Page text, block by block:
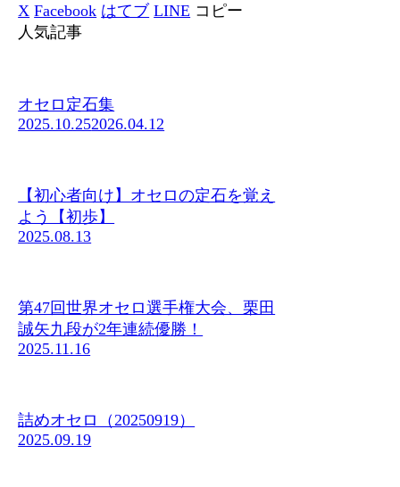
X Facebook はてブ LINE コピー
人気記事
オセロ定石集
2025.10.252026.04.12
【初心者向け】オセロの定石を覚え
よう【初歩】
2025.08.13
第47回世界オセロ選手権大会、栗田
誠矢九段が2年連続優勝！
2025.11.16
詰めオセロ（20250919）
2025.09.19